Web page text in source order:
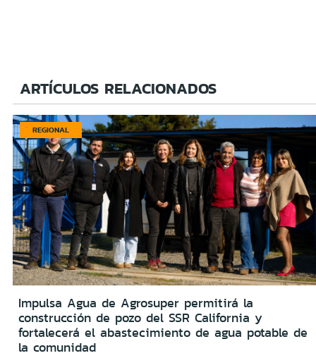
ARTÍCULOS RELACIONADOS
REGIONAL
Impulsa Agua de Agrosuper permitirá la
construcción de pozo del SSR California y
fortalecerá el abastecimiento de agua potable de
la comunidad